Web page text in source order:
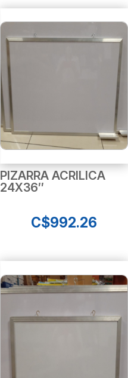
PIZARRA ACRILICA
24X36″
C$992.26